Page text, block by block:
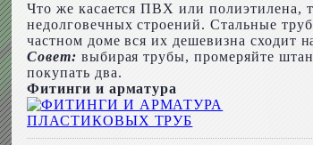
Что же касается ПВХ или полиэтилена,
недолговечных строений. Стальные
частном доме вся их дешевизна сходит
Совет: выбирая трубы, промеряйте
покупать два.
Фитинги и арматура